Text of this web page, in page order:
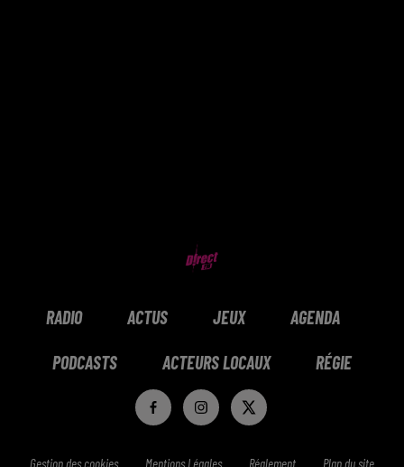
RADIO ACTUS JEUX AGENDA
PODCASTS ACTEURS LOCAUX RÉGIE
Gestion des cookies Mentions Légales Réglement Plan du site